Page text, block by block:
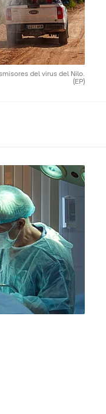
del virus del Nilo.
(EP)